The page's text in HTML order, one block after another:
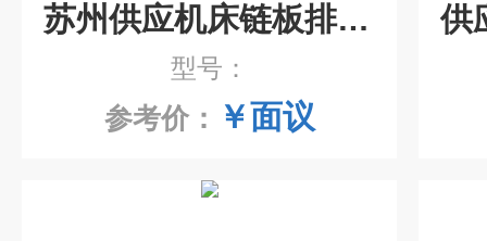
苏州供应机床链板排屑机
型号：
参考价： ￥面议